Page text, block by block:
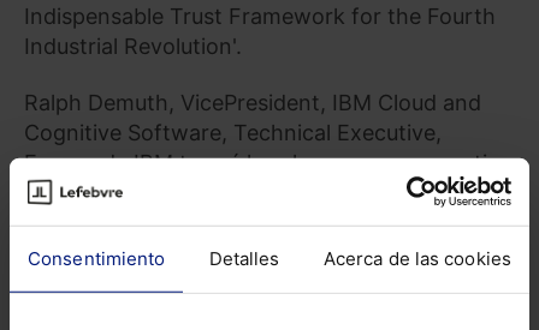
Consentimiento Detalles Acerca de las cookies
Indispensable Trust Framework for the Fourth
Industrial Revolution'.
Ralph Demuth, VicePresident, IBM Cloud and
Cognitive Software, Technical Executive,
Europe de IBM traerá las claves para convertir
en conocimiento real sobre el modelo de
negocio y los desafíos específicos de la
industria y cómo aplicar la tecnología de nuevas